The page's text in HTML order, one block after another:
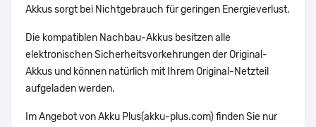
Akkus sorgt bei Nichtgebrauch für geringen Energieverlust.
Die kompatiblen Nachbau-Akkus besitzen alle
elektronischen Sicherheitsvorkehrungen der Original-
Akkus und können natürlich mit Ihrem Original-Netzteil
aufgeladen werden.
Im Angebot von Akku Plus(akku-plus.com) finden Sie nur